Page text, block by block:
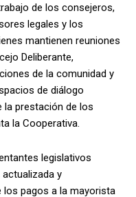
de los consejeros,
legales y los
mantienen reuniones
Deliberante,
de la comunidad y
de diálogo
la prestación de los
la Cooperativa.
legislativos
y
pagos a la mayorista